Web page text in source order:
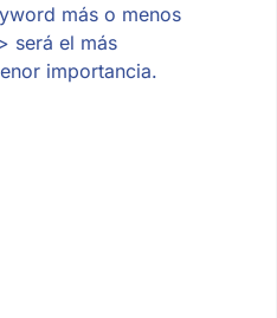
más o menos
será el más
importancia.